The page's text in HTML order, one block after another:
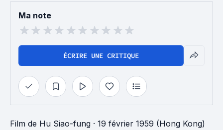
Ma note
ÉCRIRE UNE CRITIQUE
Film de Hu Siao-fung · 19 février 1959 (Hong Kong)